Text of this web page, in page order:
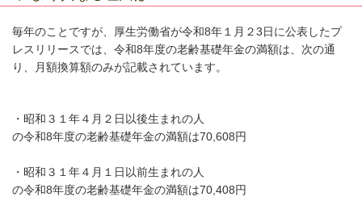
毎年のことですが、
厚生労働省が令和8年１月２3日に公表したプ
レスリリースでは、 令和8年度の老齢基礎年金の満額は、次の通
り、月額換算額のみが記載されています。
・昭和３１年４月２日以後生まれの人
の令和8年度の老齢基礎年金の満額は70,608円
・昭和３１年４月１日以前生まれの人
の令和8年度の老齢基礎年金の満額は70,408円